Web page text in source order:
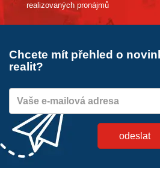
realizovaných pronájmů
Chcete mít přehled o
realit?